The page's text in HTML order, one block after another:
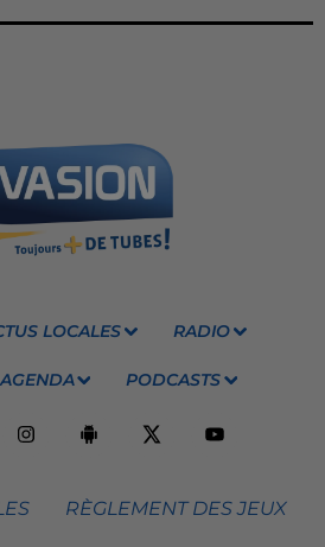
LOCALES RADIO
AGENDA PODCASTS
RÈGLEMENT DES JEUX